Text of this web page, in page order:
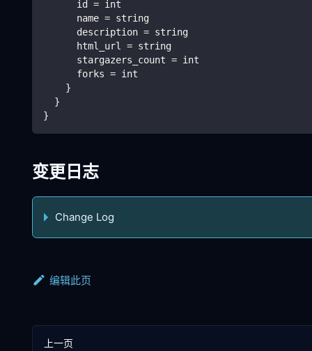
      id = int
      name = string
      description = string
      html_url = string
      stargazers_count = int
      forks = int
    }
  }
}
变更日志
Change Log
编辑此页
上一页